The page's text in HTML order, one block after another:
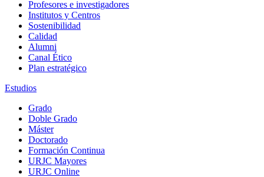
Profesores e investigadores
Institutos y Centros
Sostenibilidad
Calidad
Alumni
Canal Ético
Plan estratégico
Estudios
Grado
Doble Grado
Máster
Doctorado
Formación Continua
URJC Mayores
URJC Online